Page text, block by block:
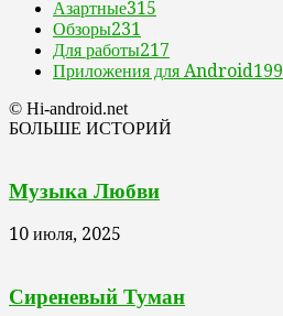
Азартные315
Обзоры231
Для работы217
Приложения для Android199
© Hi-android.net
БОЛЬШЕ ИСТОРИЙ
Музыка Любви
10 июля, 2025
Сиреневый Туман